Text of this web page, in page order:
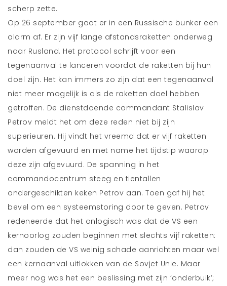
scherp zette.
Op 26 september gaat er in een Russische bunker een
alarm af. Er zijn vijf lange afstandsraketten onderweg
naar Rusland. Het protocol schrijft voor een
tegenaanval te lanceren voordat de raketten bij hun
doel zijn. Het kan immers zo zijn dat een tegenaanval
niet meer mogelijk is als de raketten doel hebben
getroffen. De dienstdoende commandant Stalislav
Petrov meldt het om deze reden niet bij zijn
superieuren. Hij vindt het vreemd dat er vijf raketten
worden afgevuurd en met name het tijdstip waarop
deze zijn afgevuurd. De spanning in het
commandocentrum steeg en tientallen
ondergeschikten keken Petrov aan. Toen gaf hij het
bevel om een systeemstoring door te geven. Petrov
redeneerde dat het onlogisch was dat de VS een
kernoorlog zouden beginnen met slechts vijf raketten:
dan zouden de VS weinig schade aanrichten maar wel
een kernaanval uitlokken van de Sovjet Unie. Maar
meer nog was het een beslissing met zijn ‘onderbuik’;